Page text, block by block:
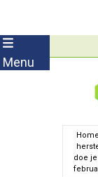
Skip
toMenu
Home
doe